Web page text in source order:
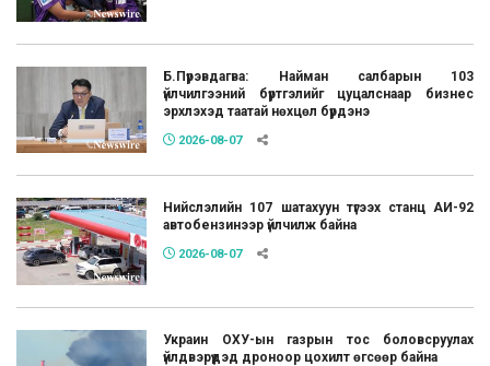
Б.Пүрэвдагва: Найман салбарын 103
үйлчилгээний бүртгэлийг цуцалснаар бизнес
эрхлэхэд таатай нөхцөл бүрдэнэ
2026-08-07
Нийслэлийн 107 шатахуун түгээх станц АИ-92
автобензинээр үйлчилж байна
2026-08-07
Украин ОХУ-ын газрын тос боловсруулах
үйлдвэрүүдэд дроноор цохилт өгсөөр байна